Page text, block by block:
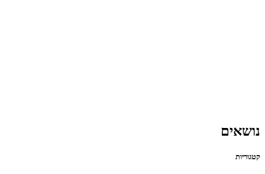
נושאים
קטגוריות